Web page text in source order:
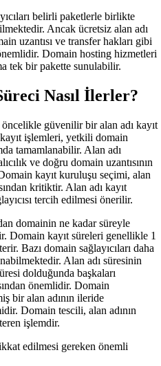
belirli paketlerle birlikte
Ancak ücretsiz alan adı
uzantısı ve transfer hakları gibi
Domain hosting hizmetleri
tek bir pakette sunulabilir.
Nasıl İlerler?
güvenilir bir alan adı kayıt
işlemleri, yetkili domain
tamamlanabilir. Alan adı
ve doğru domain uzantısının
kayıt kuruluşu seçimi, alan
kritiktir. Alan adı kayıt
tercih edilmesi önerilir.
domainin ne kadar süreyle
Domain kayıt süreleri genellikle 1
Bazı domain sağlayıcıları daha
Alan adı süresinin
dolduğunda başkaları
önemlidir. Domain
bir alan adının ileride
Domain tescili, alan adının
işlemdir.
edilmesi gereken önemli